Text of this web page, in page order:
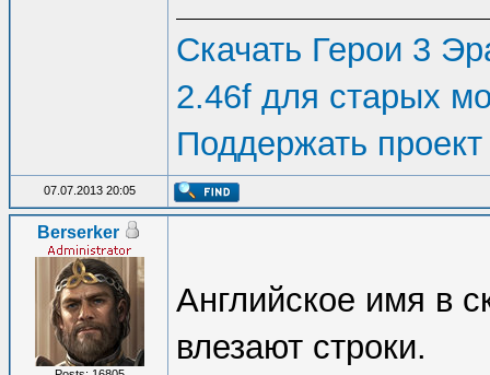
Скачать Герои 3
2.46f для старых
Поддержать проект
07.07.2013 20:05
Berserker
Английское имя в
влезают строки.